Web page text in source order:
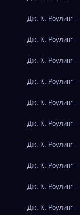
Дж. К. Роулинг
Дж. К. Роулинг
Дж. К. Роулинг
Дж. К. Роулинг
Дж. К. Роулинг
Дж. К. Роулинг
Дж. К. Роулинг
Дж. К. Роулинг
Дж. К. Роулинг
Дж. К. Роулинг